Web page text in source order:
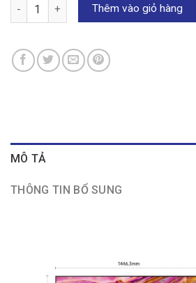
Smart Tivi Neo QLED 4K 65 inch
Thêm vào giỏ hàng
MÔ TẢ
THÔNG TIN BỔ SUNG